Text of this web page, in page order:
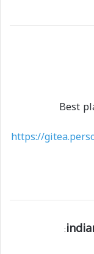
Best
https://
: